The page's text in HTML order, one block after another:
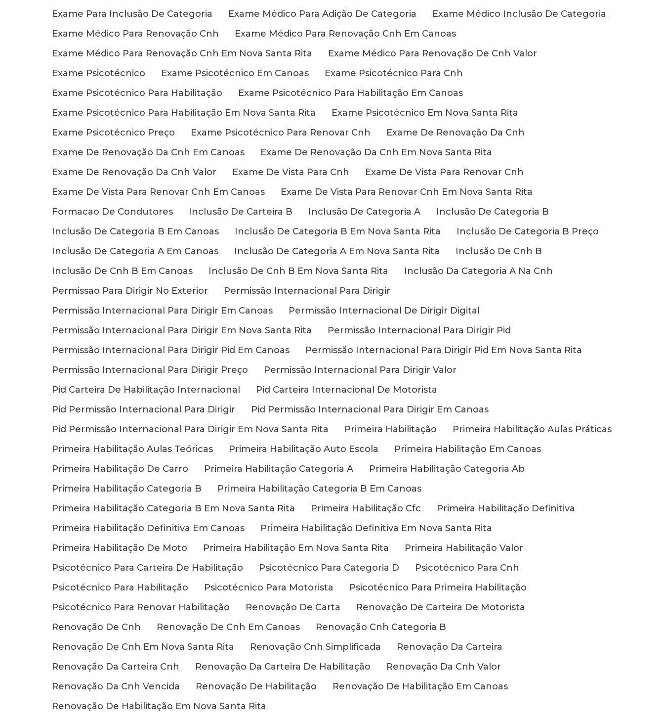
Exame Para Inclusão De Categoria
Exame Médico Para Adição De Categoria
Exame Médico Inclusão De Categoria
Exame Médico Para Renovação Cnh
Exame Médico Para Renovação Cnh Em Canoas
Exame Médico Para Renovação Cnh Em Nova Santa Rita
Exame Médico Para Renovação De Cnh Valor
Exame Psicotécnico
Exame Psicotécnico Em Canoas
Exame Psicotécnico Para Cnh
Exame Psicotécnico Para Habilitação
Exame Psicotécnico Para Habilitação Em Canoas
Exame Psicotécnico Para Habilitação Em Nova Santa Rita
Exame Psicotécnico Em Nova Santa Rita
Exame Psicotécnico Preço
Exame Psicotécnico Para Renovar Cnh
Exame De Renovação Da Cnh
Exame De Renovação Da Cnh Em Canoas
Exame De Renovação Da Cnh Em Nova Santa Rita
Exame De Renovação Da Cnh Valor
Exame De Vista Para Cnh
Exame De Vista Para Renovar Cnh
Exame De Vista Para Renovar Cnh Em Canoas
Exame De Vista Para Renovar Cnh Em Nova Santa Rita
Formacao De Condutores
Inclusão De Carteira B Inclusão De Categoria A
Inclusão De Categoria B
Inclusão De Categoria B Em Canoas
Inclusão De Categoria B Em Nova Santa Rita
Inclusão De Categoria B Preço
Inclusão De Categoria A Em Canoas
Inclusão De Categoria A Em Nova Santa Rita
Inclusão De Cnh B
Inclusão De Cnh B Em Canoas
Inclusão De Cnh B Em Nova Santa Rita
Inclusão Da Categoria A Na Cnh
Permissao Para Dirigir No Exterior
Permissão Internacional Para Dirigir
Permissão Internacional Para Dirigir Em Canoas
Permissão Internacional De Dirigir Digital
Permissão Internacional Para Dirigir Em Nova Santa Rita
Permissão Internacional Para Dirigir Pid
Permissão Internacional Para Dirigir Pid Em Canoas
Permissão Internacional Para Dirigir Pid Em Nova Santa Rita
Permissão Internacional Para Dirigir Preço
Permissão Internacional Para Dirigir Valor
Pid Carteira De Habilitação Internacional
Pid Carteira Internacional De Motorista
Pid Permissão Internacional Para Dirigir
Pid Permissão Internacional Para Dirigir Em Canoas
Pid Permissão Internacional Para Dirigir Em Nova Santa Rita
Primeira Habilitação
Primeira Habilitação Aulas Práticas
Primeira Habilitação Aulas Teóricas
Primeira Habilitação Auto Escola
Primeira Habilitação Em Canoas
Primeira Habilitação De Carro
Primeira Habilitação Categoria A
Primeira Habilitação Categoria Ab
Primeira Habilitação Categoria B
Primeira Habilitação Categoria B Em Canoas
Primeira Habilitação Categoria B Em Nova Santa Rita
Primeira Habilitação Cfc
Primeira Habilitação Definitiva
Primeira Habilitação Definitiva Em Canoas
Primeira Habilitação Definitiva Em Nova Santa Rita
Primeira Habilitação De Moto
Primeira Habilitação Em Nova Santa Rita
Primeira Habilitação Valor
Psicotécnico Para Carteira De Habilitação
Psicotécnico Para Categoria D
Psicotécnico Para Cnh
Psicotécnico Para Habilitação
Psicotécnico Para Motorista
Psicotécnico Para Primeira Habilitação
Psicotécnico Para Renovar Habilitação
Renovação De Carta
Renovação De Carteira De Motorista
Renovação De Cnh
Renovação De Cnh Em Canoas
Renovação Cnh Categoria B
Renovação De Cnh Em Nova Santa Rita
Renovação Cnh Simplificada
Renovação Da Carteira
Renovação Da Carteira Cnh
Renovação Da Carteira De Habilitação
Renovação Da Cnh Valor
Renovação Da Cnh Vencida
Renovação De Habilitação
Renovação De Habilitação Em Canoas
Renovação De Habilitação Em Nova Santa Rita